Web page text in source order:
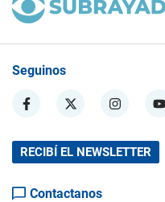
Seguinos
RECIBÍ EL NEWSLETTER
Contactanos